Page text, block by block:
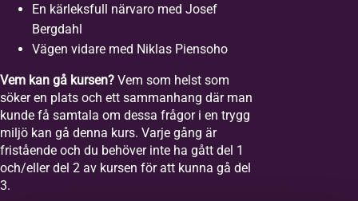
En kärleksfull närvaro med Josef
Bergdahl
Vägen vidare med Niklas Piensoho
Vem kan gå kursen? Vem som helst som
söker en plats och ett sammanhang där man
kunde få samtala om dessa frågor i en trygg
miljö kan gå denna kurs. Varje gång är
fristående och du behöver inte ha gått del 1
och/eller del 2 av kursen för att kunna gå del
3.